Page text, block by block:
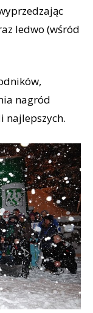
ledwo (wśród
nagród
najlepszych.